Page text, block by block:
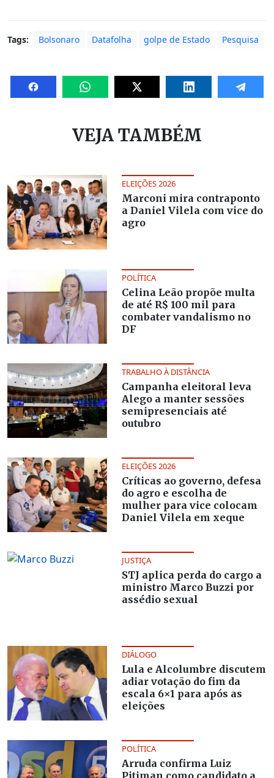
Tags: Bolsonaro Datafolha golpe de Estado Pesquisa
VEJA TAMBÉM
ELEIÇÕES 2026
Marconi mira contraponto
a Daniel Vilela com vice do
agro
POLÍTICA
Celina Leão propõe multa
de até R$ 100 mil para
combater vandalismo no
DF
TRABALHO À DISTÂNCIA
Campanha eleitoral leva
Alego a manter sessões
semipresenciais até
outubro
ELEIÇÕES 2026
Críticas ao governo, defesa
do agro e escolha de
mulher para vice colocam
Daniel Vilela em xeque
JUSTIÇA
STJ aplica perda do cargo a
ministro Marco Buzzi por
assédio sexual
DIÁLOGO
Lula e Alcolumbre discutem
adiar votação do fim da
escala 6×1 para após as
eleições
POLÍTICA
Arruda confirma Luiz